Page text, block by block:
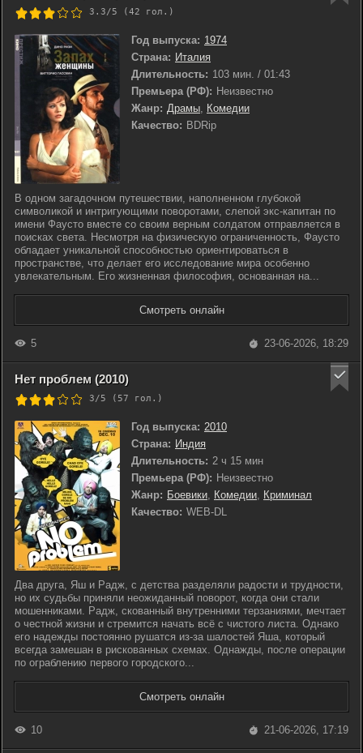
3.3/5 (42 гол.)
Год выпуска: 1974
Страна: Италия
Длительность: 103 мин. / 01:43
Премьера (РФ): Неизвестно
Жанр: Драмы, Комедии
Качество: BDRip
В одном загадочном путешествии, наполненном глубокой
символикой и интригующими поворотами, слепой экс-капитан по
имени Фаусто вместе со своим верным солдатом отправляется в
поисках света. Несмотря на физическую ограниченность, Фаусто
обладает уникальной способностью ориентироваться в
пространстве, что делает его исследование мира особенно
увлекательным. Его жизненная философия, основанная на...
Смотреть онлайн
5 23-06-2026, 18:29
Нет проблем (2010)
3/5 (57 гол.)
Год выпуска: 2010
Страна: Индия
Длительность: 2 ч 15 мин
Премьера (РФ): Неизвестно
Жанр: Боевики, Комедии, Криминал
Качество: WEB-DL
Два друга, Яш и Радж, с детства разделяли радости и трудности,
но их судьбы приняли неожиданный поворот, когда они стали
мошенниками. Радж, скованный внутренними терзаниями, мечтает
о честной жизни и стремится начать всё с чистого листа. Однако
его надежды постоянно рушатся из-за шалостей Яша, который
всегда замешан в рискованных схемах. Однажды, после операции
по ограблению первого городского...
Смотреть онлайн
10 21-06-2026, 17:19